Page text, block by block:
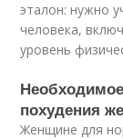
эталон: нужно
человека,
уровень
похудения
Женщине для